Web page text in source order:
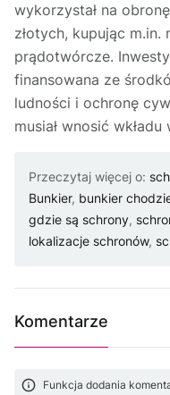
wykorzystał na
złotych, kupując
prądotwórcze.
finansowana ze
ludności i ochronę
musiał wnosić wkładu
Przeczytaj więcej o:
Bunkier, bunkier
gdzie są schrony,
lokalizacje schronów,
Komentarze
Funkcja dodania